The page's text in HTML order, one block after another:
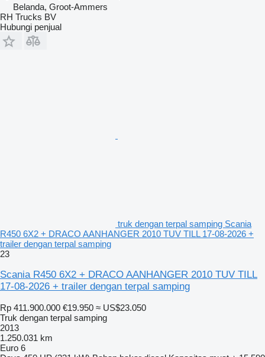
Belanda, Groot-Ammers
RH Trucks BV
Hubungi penjual
truk dengan terpal samping Scania
R450 6X2 + DRACO AANHANGER 2010 TUV TILL 17-08-2026 +
trailer dengan terpal samping
23
Scania R450 6X2 + DRACO AANHANGER 2010 TUV TILL
17-08-2026 + trailer dengan terpal samping
Rp 411.900.000 €19.950 ≈ US$23.050
Truk dengan terpal samping
2013
1.250.031 km
Euro 6